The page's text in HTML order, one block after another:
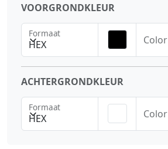
VOORGRONDKLEUR
HEX
Formaat
Color
ACHTERGRONDKLEUR
HEX
Formaat
Color